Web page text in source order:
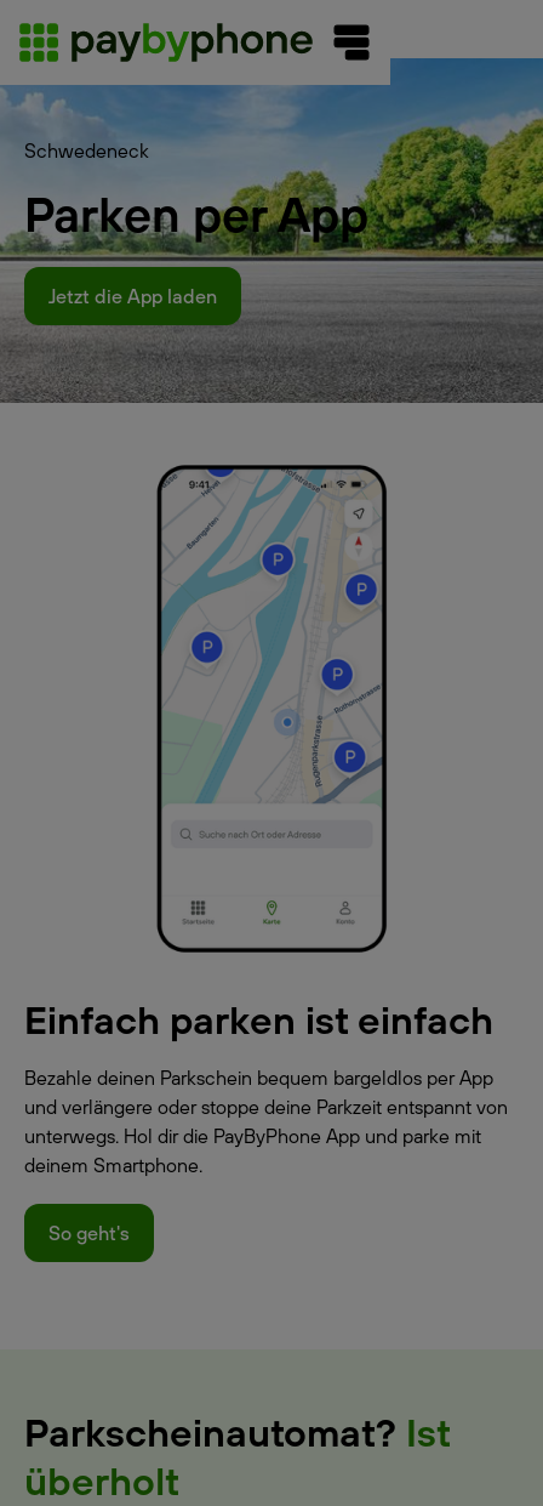
Schwedeneck
Parken per App
Jetzt die App laden
Einfach parken ist einfach
Bezahle deinen Parkschein bequem bargeldlos per App
und verlängere oder stoppe deine Parkzeit entspannt von
unterwegs. Hol dir die PayByPhone App und parke mit
deinem Smartphone.
So geht's
Parkscheinautomat? Ist
überholt